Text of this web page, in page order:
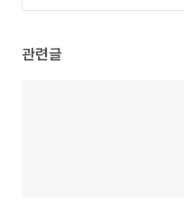
관련글